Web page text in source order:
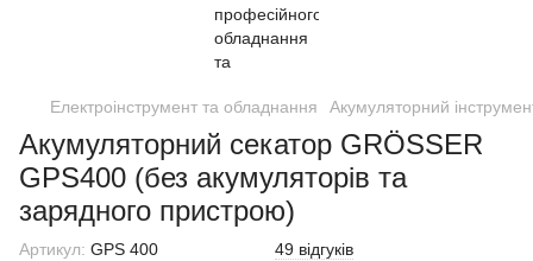
Електроінструмент та обладнання Акумуляторний
Акумуляторний секатор GRÖSSER
GPS400 (без акумуляторів та
зарядного пристрою)
Артикул: GPS 400 49 відгуків